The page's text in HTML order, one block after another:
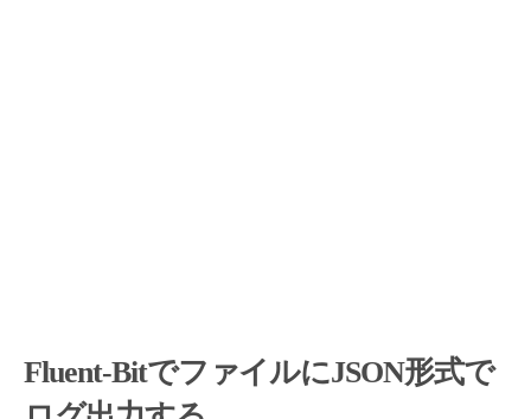
Fluent-BitでファイルにJSON形式で